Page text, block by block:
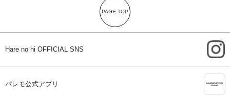
PAGE TOP
Hare no hi OFFICIAL SNS
パレモ公式アプリ